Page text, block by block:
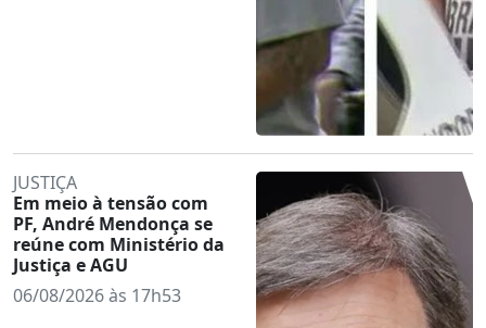
JUSTIÇA
Em meio à tensão com
PF, André Mendonça se
reúne com Ministério da
Justiça e AGU
06/08/2026 às 17h53